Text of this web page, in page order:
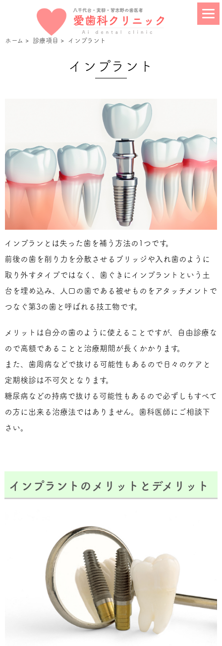
ホーム > 診療項目 > インプラント
インプラント
インプランとは失った歯を補う方法の1つです。
前後の歯を削り力を分散させるブリッジや入れ歯のように
取り外すタイプではなく、歯ぐきにインプラントという土
台を埋め込み、人口の歯である被せものをアタッチメントで
つなぐ第3の歯と呼ばれる技工物です。
メリットは自分の歯のように使えることですが、自由診療な
ので高額であることと治療期間が長くかかります。
また、歯周病などで抜ける可能性もあるので日々のケアと
定期検診は不可欠となります。
糖尿病などの持病で抜ける可能性もあるので必ずしもすべて
の方に出来る治療法ではありません。歯科医師にご相談下
さい。
インプラントのメリットとデメリット